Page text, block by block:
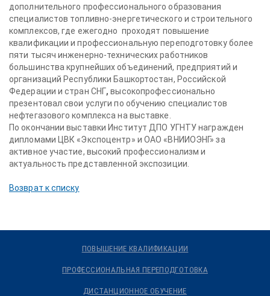
дополнительного профессионального образования
специалистов топливно-энергетического и строительного
комплексов, где ежегодно проходят повышение
квалификации и профессиональную переподготовку более
пяти тысяч инженерно-технических работников
большинства крупнейших объединений, предприятий и
организаций Республики Башкортостан, Российской
Федерации и стран СНГ,высокопрофессионально
презентовал свои услуги по обучению специалистов
нефтегазового комплекса на выставке.
По окончании выставки Институт ДПО УГНТУ награжден
дипломами ЦВК «Экспоцентр» и ОАО «ВНИИОЭНГ» за
активное участие, высокий профессионализм и
актуальность представленной экспозиции.
Возврат к списку
ПОВЫШЕНИЕ КВАЛИФИКАЦИИ
ПРОФЕССИОНАЛЬНАЯ ПЕРЕПОДГОТОВКА
ДИСТАНЦИОННОЕ ОБУЧЕНИЕ